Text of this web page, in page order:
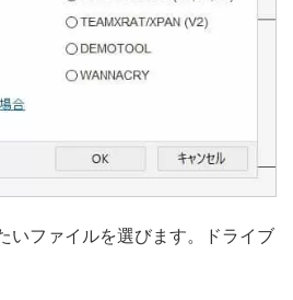
いファイルを選びます。ドライブ